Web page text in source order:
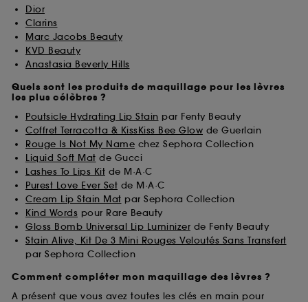
Dior
Clarins
Marc Jacobs Beauty
KVD Beauty
Anastasia Beverly Hills
Quels sont les produits de maquillage pour les lèvres
les plus célèbres ?
Poutsicle Hydrating Lip Stain par Fenty Beauty
Coffret Terracotta & KissKiss Bee Glow de Guerlain
Rouge Is Not My Name chez Sephora Collection
Liquid Soft Mat de Gucci
Lashes To Lips Kit de M·A·C
Purest Love Ever Set de M·A·C
Cream Lip Stain Mat par Sephora Collection
Kind Words pour Rare Beauty
Gloss Bomb Universal Lip Luminizer de Fenty Beauty
Stain Alive, Kit De 3 Mini Rouges Veloutés Sans Transfert
par Sephora Collection
Comment compléter mon maquillage des lèvres ?
A présent que vous avez toutes les clés en main pour